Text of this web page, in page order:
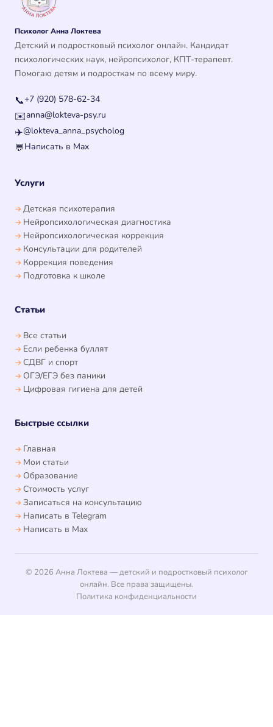
Психолог Анна Локтева
Детский и подростковый психолог онлайн. Кандидат
психологических наук, нейропсихолог, КПТ-терапевт.
Помогаю детям и подросткам по всему миру.
📞+7 (920) 578-62-34
✉️anna@lokteva-psy.ru
✈️@lokteva_anna_psycholog
💬Написать в Max
Услуги
Детская психотерапия
Нейропсихологическая диагностика
Нейропсихологическая коррекция
Консультации для родителей
Коррекция поведения
Подготовка к школе
Статьи
Все статьи
Если ребенка буллят
СДВГ и спорт
ОГЭ/ЕГЭ без паники
Цифровая гигиена для детей
Быстрые ссылки
Главная
Мои статьи
Образование
Стоимость услуг
Записаться на консультацию
Написать в Telegram
Написать в Max
© 2026 Анна Локтева — детский и подростковый психолог
онлайн. Все права защищены.
Политика конфиденциальности